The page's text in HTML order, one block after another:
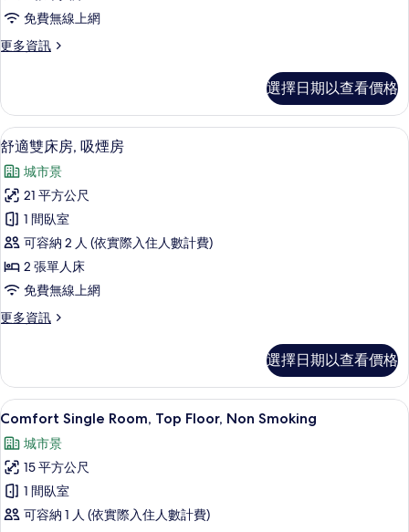
房,
非
吸
房
的
所
有
相
片
免費無線上網
更多資訊
更
雙
床
房,
吸
煙
房
的
詳
情
選擇日期以查看價格
顯
示
舒
適
雙
床
房,
吸
煙
的
所
有
相
片
舒適雙床房, 吸煙房 | 客房內保險箱、
5
舒適雙床房, 吸煙房
城市景
21 平方公尺
1 間臥室
可容納 2 人 (依實際入住人數計費)
2 張單人床
免費無線上網
更多資訊
更
雙
床
房,
煙
房
的
詳
情
選擇日期以查看價格
顯
示
Comfort
Single
Room,
Top
Comfort Single Room, Top Floor,
6
Comfort Single Room, Top Floor, Non Smoking
城市景
15 平方公尺
1 間臥室
可容納 1 人 (依實際入住人數計費)